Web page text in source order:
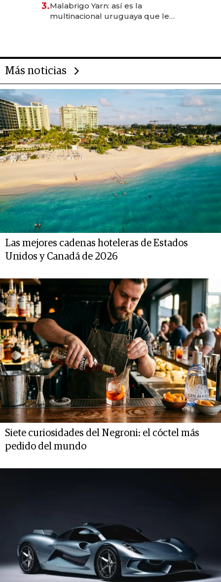
anticipación y prepara apertura
3.Malabrigo Yarn: así es la
multinacional uruguaya que le
Más noticias
Las mejores cadenas hoteleras de Estados
Unidos y Canadá de 2026
Siete curiosidades del Negroni: el cóctel más
pedido del mundo